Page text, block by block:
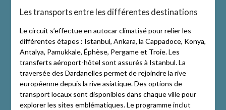
Les transports entre les différentes destinations
Le circuit s’effectue en autocar climatisé pour relier les
différentes étapes : Istanbul, Ankara, la Cappadoce, Konya,
Antalya, Pamukkale, Éphèse, Pergame et Troie. Les
transferts aéroport-hôtel sont assurés à Istanbul. La
traversée des Dardanelles permet de rejoindre la rive
européenne depuis la rive asiatique. Des options de
transport locaux sont disponibles dans chaque ville pour
explorer les sites emblématiques. Le programme inclut